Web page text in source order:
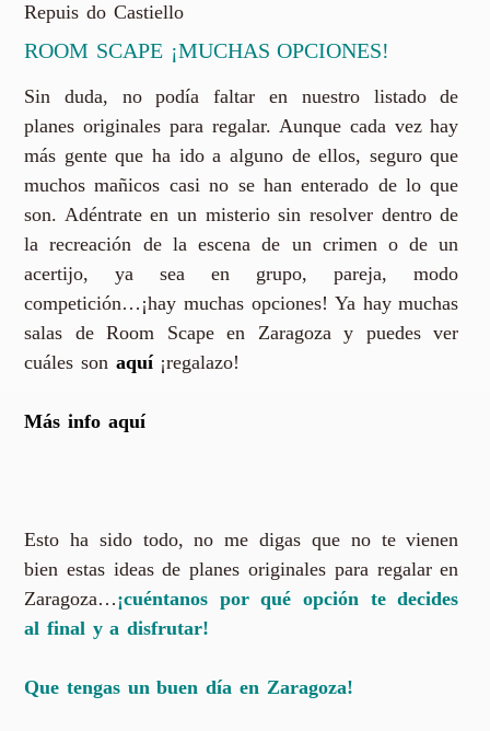
Repuis do Castiello
ROOM SCAPE ¡MUCHAS OPCIONES!
Sin duda, no podía faltar en nuestro listado de
planes originales para regalar. Aunque cada vez hay
más gente que ha ido a alguno de ellos, seguro que
muchos mañicos casi no se han enterado de lo que
son. Adéntrate en un misterio sin resolver dentro de
la recreación de la escena de un crimen o de un
acertijo, ya sea en grupo, pareja, modo
competición…¡hay muchas opciones! Ya hay muchas
salas de Room Scape en Zaragoza y puedes ver
cuáles son aquí¡regalazo!
Más info aquí
Esto ha sido todo, no me digas que no te vienen
bien estas ideas de planes originales para regalar en
Zaragoza…¡cuéntanos por qué opción te decides
al final y a disfrutar!
Que tengas un buen día en Zaragoza!